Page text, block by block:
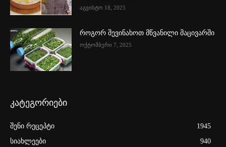
აგვისტო 18, 2025
როგორ შევინახოთ მწვანილი მაცივარში
ოქტომბერი 7, 2025
კატეგორიები
შენი რეცეპტი
1945
სიახლეები
940